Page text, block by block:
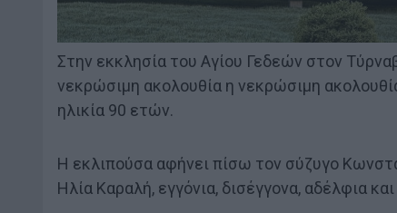
Στην εκκλησία του Αγίου Γεδεών στον
νεκρώσιμη ακολουθία η νεκρώσιμη
ηλικία 90 ετών.
Η εκλιπούσα αφήνει πίσω τον σύζυγο
Ηλία Καραλή, εγγόνια, δισέγγονα, αδέλφια και